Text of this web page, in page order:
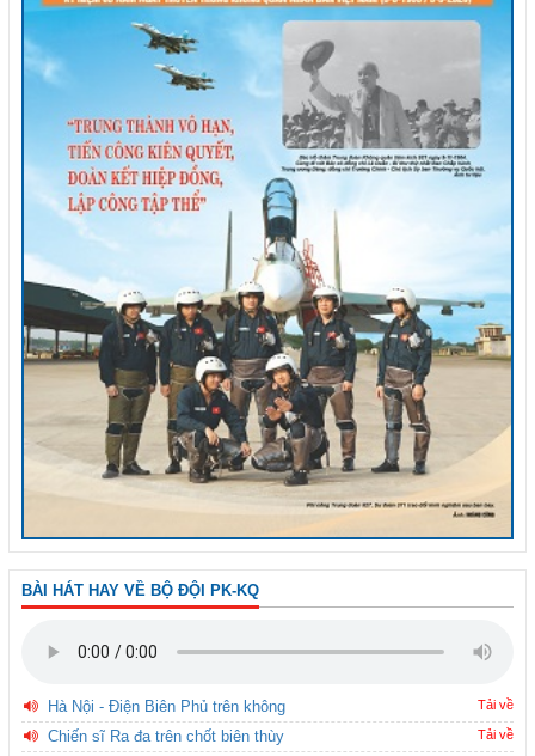
BÀI HÁT HAY VỀ BỘ ĐỘI PK-KQ
Hà Nội - Điện Biên Phủ trên không Tải về
Chiến sĩ Ra đa trên chốt biên thùy Tải về